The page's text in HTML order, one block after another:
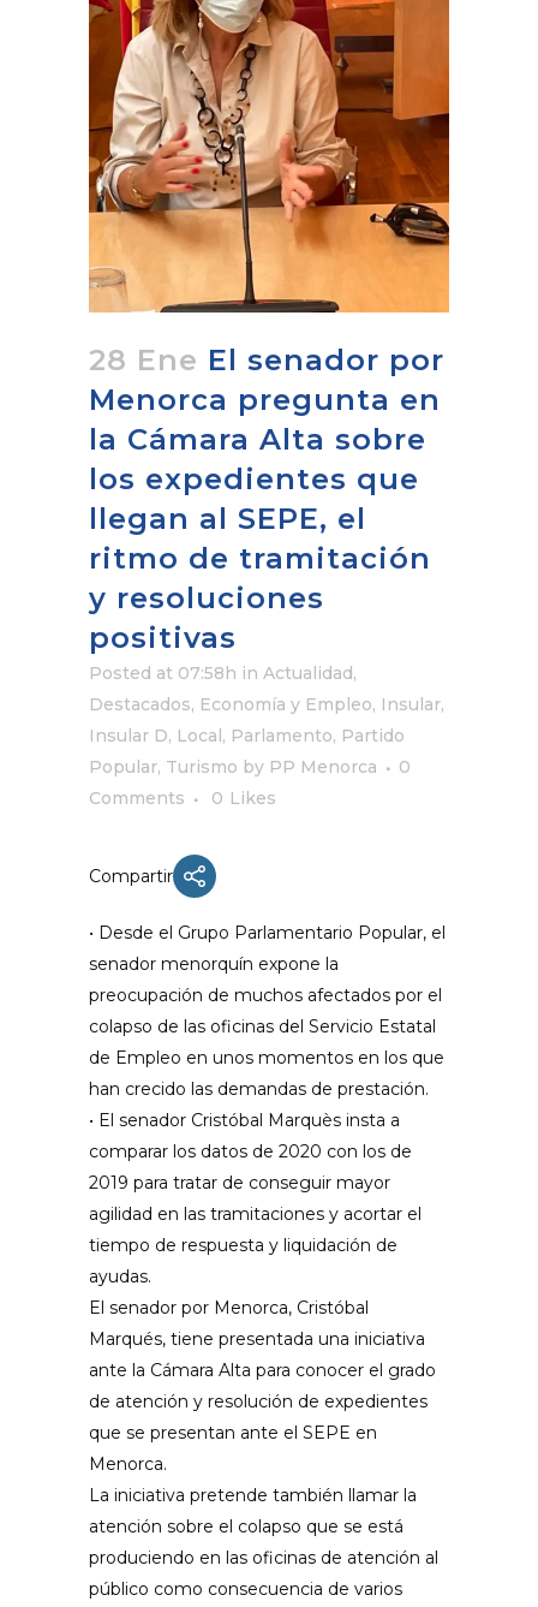
28 Ene El senador por
Menorca pregunta en
la Cámara Alta sobre
los expedientes que
llegan al SEPE, el
ritmo de tramitación
y resoluciones
positivas
Posted at 07:58h in Actualidad,
Destacados, Economía y Empleo, Insular,
Insular D, Local, Parlamento, Partido
Popular, Turismo by PP Menorca
0
Comments
0 Likes
Compartir
• Desde el Grupo Parlamentario Popular, el
senador menorquín expone la
preocupación de muchos afectados por el
colapso de las oficinas del Servicio Estatal
de Empleo en unos momentos en los que
han crecido las demandas de prestación.
• El senador Cristóbal Marquès insta a
comparar los datos de 2020 con los de
2019 para tratar de conseguir mayor
agilidad en las tramitaciones y acortar el
tiempo de respuesta y liquidación de
ayudas.
El senador por Menorca, Cristóbal
Marqués, tiene presentada una iniciativa
ante la Cámara Alta para conocer el grado
de atención y resolución de expedientes
que se presentan ante el SEPE en
Menorca.
La iniciativa pretende también llamar la
atención sobre el colapso que se está
produciendo en las oficinas de atención al
público como consecuencia de varios